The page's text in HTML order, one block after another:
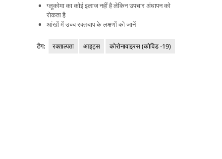
ग्लूकोमा का कोई इलाज नहीं है लेकिन उपचार अंधापन को
रोकता है
आंखों में उच्च रक्तचाप के लक्षणों को जानें
टैग: रक्ताल्पता आइट्स कोरोनावाइरस (कोविड -19)